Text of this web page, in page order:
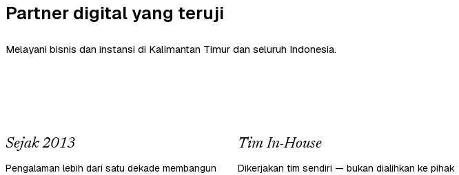
Partner digital yang teruji
Melayani bisnis dan instansi di Kalimantan Timur dan seluruh Indonesia.
Sejak 2013
Pengalaman lebih dari satu dekade membangun
Tim In-House
Dikerjakan tim sendiri — bukan dialihkan ke pihak